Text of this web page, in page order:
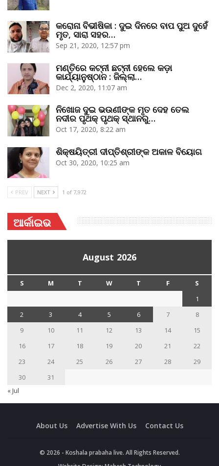
କରୋନା ବିଭୀଷିକା : ଦୁଇ ଦିନରେ ବାପ ପୁଅ ଦୁହେଁ
ମୃତ, ସାରା ସହର…
Sep 21, 2020, 12:57 pm
ମଣ୍ତିରେ କଟ୍‌ନୀ ଛଟ୍‌ନୀ ହେଲେ କଡ଼ା
କାର୍ଯ୍ୟାନୁଷ୍ଠାନ : ଜିଲ୍ଲା…
Dec 2, 2020, 11:07 am
ନିଖୋଜ ଦୁଇ ଭଉଣୀଙ୍କ ମୃତ ଦେହ ତେଲ
ନଦୀର ପୃଥକ୍‌ ପୃଥକ୍‌ ସ୍ଥାନରୁ…
Oct 17, 2020, 8:22 am
ଶିକ୍ଷୟିତ୍ରୀ ଦୀପ୍ତିଶ୍ରୀଙ୍କ ଅକାଳ ବିୟୋଗ
Oct 30, 2020, 10:25 am
PREV NEXT 1 of 7,972
ଆର୍କାଇଭ
August 2026
S M T W T F
S
1
2
3 4 5 6 7
8
9
10 11 12 13 14
15
16
17 18 19 20 21
22
23
24 25 26 27 28
29
30
31
« Jul
About Us Advertise With Us Contact Us
© 2026 - Koshala prabaha live. All Rights Reserved.